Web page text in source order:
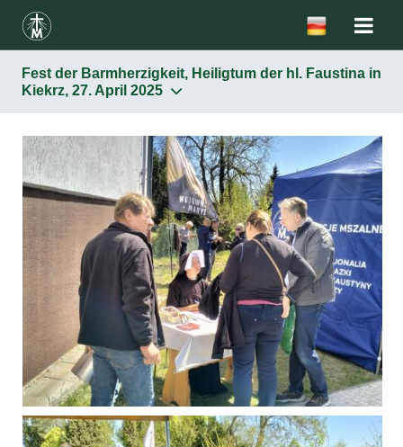
Fest der Barmherzigkeit, Heiligtum der hl. Faustina in
Kiekrz, 27. April 2025